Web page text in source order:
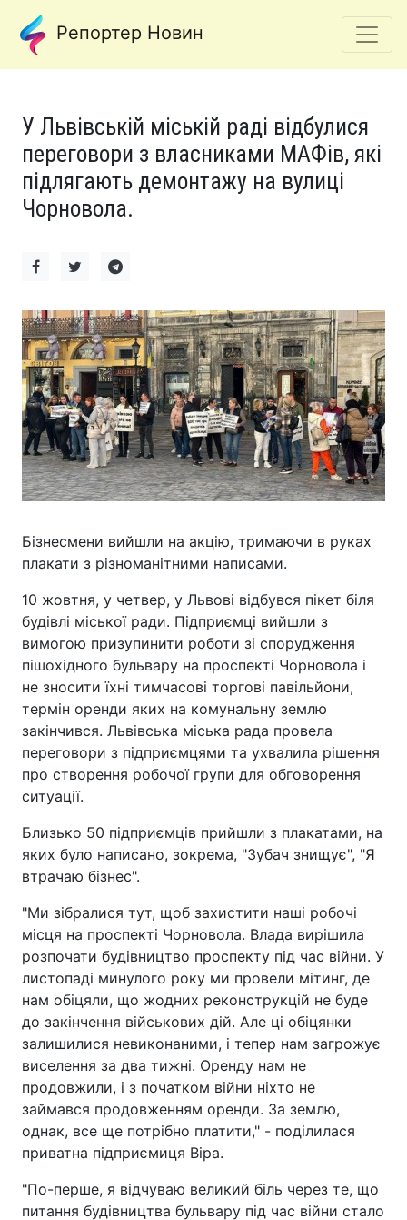
Репортер Новин
У Львівській міській раді відбулися
переговори з власниками МАФів, які
підлягають демонтажу на вулиці
Чорновола.
Бізнесмени вийшли на акцію, тримаючи в руках
плакати з різноманітними написами.
10 жовтня, у четвер, у Львові відбувся пікет біля
будівлі міської ради. Підприємці вийшли з
вимогою призупинити роботи зі спорудження
пішохідного бульвару на проспекті Чорновола і
не зносити їхні тимчасові торгові павільйони,
термін оренди яких на комунальну землю
закінчився. Львівська міська рада провела
переговори з підприємцями та ухвалила рішення
про створення робочої групи для обговорення
ситуації.
Близько 50 підприємців прийшли з плакатами, на
яких було написано, зокрема, "Зубач знищує", "Я
втрачаю бізнес".
"Ми зібралися тут, щоб захистити наші робочі
місця на проспекті Чорновола. Влада вирішила
розпочати будівництво проспекту під час війни. У
листопаді минулого року ми провели мітинг, де
нам обіцяли, що жодних реконструкцій не буде
до закінчення військових дій. Але ці обіцянки
залишилися невиконаними, і тепер нам загрожує
виселення за два тижні. Оренду нам не
продовжили, і з початком війни ніхто не
займався продовженням оренди. За землю,
однак, все ще потрібно платити," - поділилася
приватна підприємиця Віра.
"По-перше, я відчуваю великий біль через те, що
питання будівництва бульвару під час війни стало